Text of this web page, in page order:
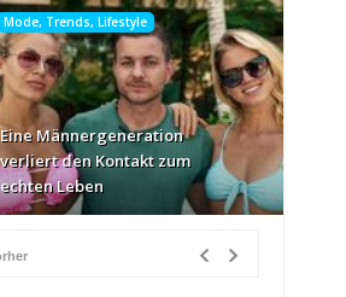
Mode, Trends, Lifestyle
Eine Männergeneration
verliert den Kontakt zum
echten Leben